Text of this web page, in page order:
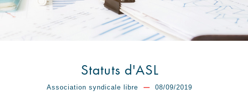
Statuts d'ASL
Association syndicale libre 08/09/2019